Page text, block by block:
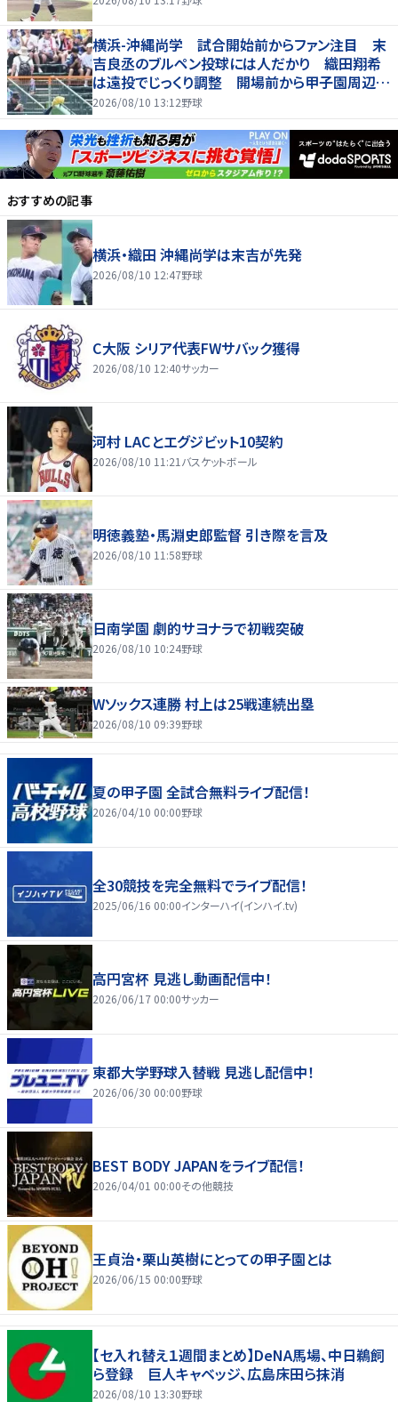
横浜-沖縄尚学 試合開始前からファン注目 末
吉良丞のブルペン投球には人だかり 織田翔希
は遠投でじっくり調整 開場前から甲子園周辺に
多くの人が
2026/08/10 13:12野球
おすすめの記事
横浜・織田 沖縄尚学は末吉が先発
2026/08/10 12:47野球
C大阪 シリア代表FWサバック獲得
2026/08/10 12:40サッカー
河村 LACとエグジビット10契約
2026/08/10 11:21 バスケットボール
明徳義塾・馬淵史郎監督 引き際を言及
2026/08/10 11:58野球
日南学園 劇的サヨナラで初戦突破
2026/08/10 10:24野球
Wソックス連勝 村上は25戦連続出塁
2026/08/10 09:39野球
夏の甲子園 全試合無料ライブ配信！
2026/04/10 00:00野球
全30競技を完全無料でライブ配信！
2025/06/16 00:00インターハイ(インハイ.tv)
高円宮杯 見逃し動画配信中！
2026/06/17 00:00サッカー
東都大学野球入替戦 見逃し配信中！
2026/06/30 00:00野球
BEST BODY JAPANをライブ配信！
2026/04/01 00:00その他競技
王貞治・栗山英樹にとっての甲子園とは
2026/06/15 00:00野球
【セ入れ替え１週間まとめ】DeNA馬場、中日鵜飼
ら登録 巨人キャベッジ、広島床田ら抹消
2026/08/10 13:30野球